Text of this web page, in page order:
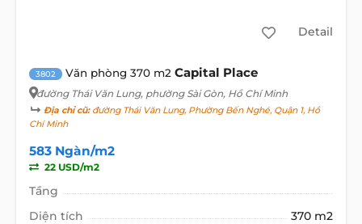
Detail
3802 Văn phòng 370 m2 Capital Place
đường Thái Văn Lung, phường Sài Gòn, Hồ Chí Minh
Địa chỉ cũ:đường Thái Văn Lung, Phường Bến Nghé, Quận 1, Hồ
Chí Minh
583 Ngàn/m2
22 USD/m2
Tầng
Diện tích
370 m2